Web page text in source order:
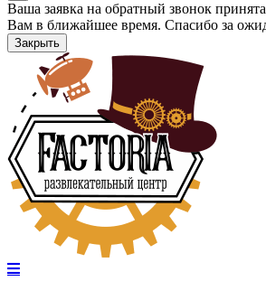
Ваша заявка на обратный звонок
Вам в ближайшее время. Спасибо за
Закрыть